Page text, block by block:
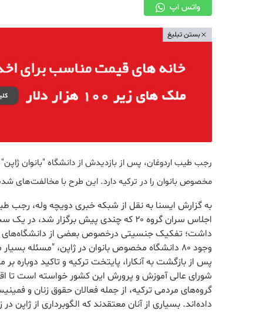
واتس اپ
بستن تبلیغ
مخصوص بانوان را در ترکیه دارد. این طرح با مخالفت‌های
به گزارش ایسنا به نقل از شبکه خبری دویچه وله،
اجلاس سران گروه ۲۰ که چندی پیش
داشت؛ تفکیک جنسیتی درخصوص بعضی از دانشگاه‌های
وجود ۸۰ دانشگاه مخصوص بانوان در ژاپن، "مسئله
پس از بازگشت به آنکارا، پایتخت ترکیه و تاکید
شورای عالی آموزش و پرورش این کشور خواسته است تا
گروه‌های مردمی ترکیه، از جمله فعالان حقوق زنان و
داده‌اند. بسیاری از آنان معتقدند که الگوبرداری از